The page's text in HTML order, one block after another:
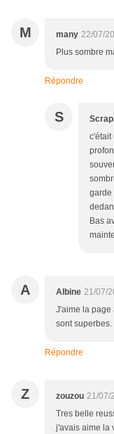
M many 22/07/
Plus sombre
Répondre
S
c'était
garde
Bas
A Albine 21/07/
J'aime la page
sont superbes.
Répondre
Z zouzou 21/07/
Tres belle
j'avais aime la